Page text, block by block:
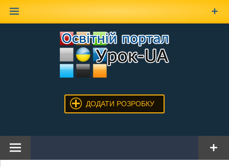
ДОДАТИ РОЗРОБКУ